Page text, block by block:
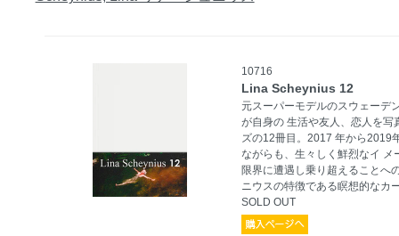
10716
Lina Scheynius 12
元スーパーモデルのスウェーデ
が自身の 生活や友人、恋人を
ズの12冊目。2017 年から2019
ながらも、生々しく鮮烈なイ
限界に遭遇し乗り超えることへ
ニウスの特徴である瞑想的なカ
SOLD OUT